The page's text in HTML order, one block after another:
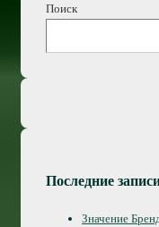
Поиск
Последние
Значение